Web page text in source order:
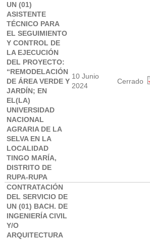
UN (01)
ASISTENTE
TÉCNICO PARA
EL SEGUIMIENTO
Y CONTROL DE
LA EJECUCIÓN
DEL PROYECTO:
“REMODELACIÓN
DE ÁREA VERDE Y
JARDÍN; EN
EL(LA)
UNIVERSIDAD
NACIONAL
AGRARIA DE LA
SELVA EN LA
LOCALIDAD
TINGO MARÍA,
DISTRITO DE
RUPA-RUPA
10 Junio
2024
Cerrado
CONTRATACIÓN
DEL SERVICIO DE
UN (01) BACH. DE
INGENIERÍA CIVIL
Y/O
ARQUITECTURA